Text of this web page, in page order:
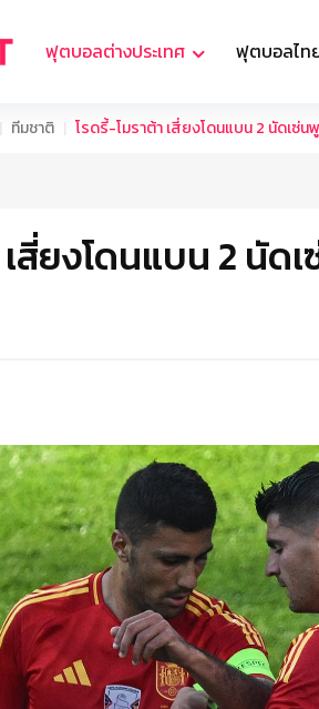
ฟุตบอลต่างประเทศ ฟุตบอลไท
ทีมชาติ โรดรี้-โมราต้า เสี่ยงโดนแบน 2 นัดเซ่
สี่ยงโดนแบน 2 นัด